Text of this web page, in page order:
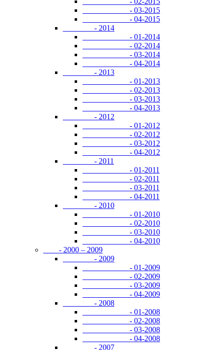
- 03-2015
- 04-2015
- 2014
- 01-2014
- 02-2014
- 03-2014
- 04-2014
- 2013
- 01-2013
- 02-2013
- 03-2013
- 04-2013
- 2012
- 01-2012
- 02-2012
- 03-2012
- 04-2012
- 2011
- 01-2011
- 02-2011
- 03-2011
- 04-2011
- 2010
- 01-2010
- 02-2010
- 03-2010
- 04-2010
- 2000 – 2009
- 2009
- 01-2009
- 02-2009
- 03-2009
- 04-2009
- 2008
- 01-2008
- 02-2008
- 03-2008
- 04-2008
- 2007